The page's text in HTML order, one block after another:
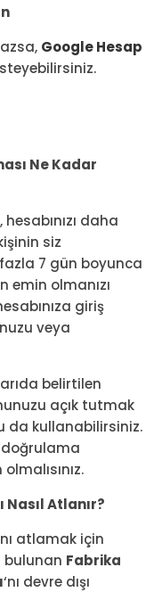
Google Hesap
Ne Kadar
daha
siz
7 gün boyunca
emin olmanızı
giriş
veya
belirtilen
açık tutmak
da kullanabilirsiniz.
doğrulama
Atlanır?
atlamak için
bulunan Fabrika
‘nı devre dışı